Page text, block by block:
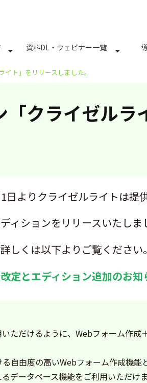
資料DL・ウェビナー一覧
イト」をリリースしました。
「クライゼル
日よりクライゼルライトは提
ィションをリリースいたしま
詳しくは以下よりご覧ください。
定とエディション追加のお
ただけるように、Webフォーム作
自由度の高いWebフォーム作成機
データベース機能をご利用いただけ